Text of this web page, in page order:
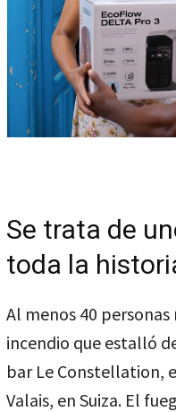
Se trata de
toda la
Al menos 40
incendio que estalló
bar Le Constellation,
Valais, en Suiza. El